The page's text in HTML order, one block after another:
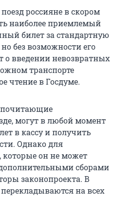
россияне в скором
наиболее приемлемый
билет за стандартную
без возможности его
о введении невозвратных
транспорте
чтение в Госдуме.
могут в любой момент
в кассу и получить
Однако для
которые он не может
сборами
законопроекта. В
на всех